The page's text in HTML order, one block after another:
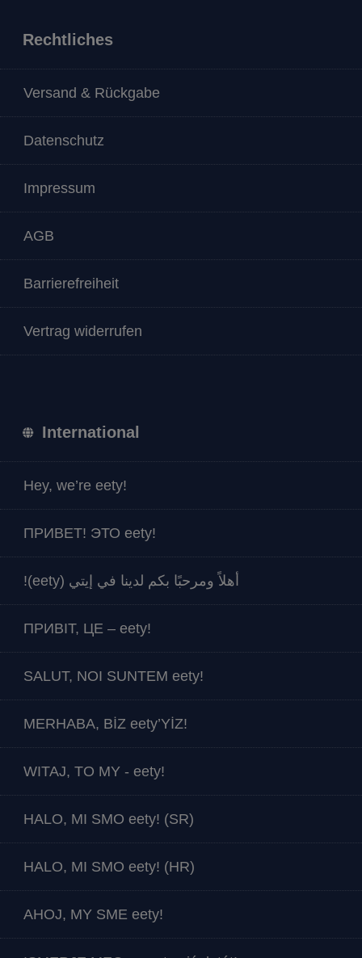
Rechtliches
Versand & Rückgabe
Datenschutz
Impressum
AGB
Barrierefreiheit
Vertrag widerrufen
International
Hey, we’re eety!
ПРИВЕТ! ЭТО eety!
أهلاً ومرحبًا بكم لدينا في إيتي (eety)!
ПРИВІТ, ЦЕ – eety!
SALUT, NOI SUNTEM eety!
MERHABA, BİZ eety’YİZ!
WITAJ, TO MY - eety!
HALO, MI SMO eety! (SR)
HALO, MI SMO eety! (HR)
AHOJ, MY SME eety!